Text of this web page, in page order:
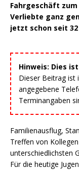
Fahrgeschäft
Verliebte ganz
jetzt schon seit 32
Hinweis: Dies
Dieser Beitrag ist
angegebene
Terminangaben
Familienausflug,
Treffen von
unterschiedlichsten
Für die heutige